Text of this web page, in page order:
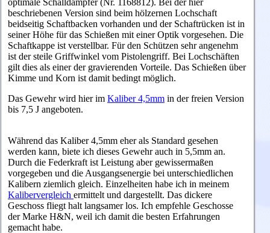
beschriebenen Version sind beim hölzernen Lochschaft
beidseitig Schaftbacken vorhanden und der Schaftrücken ist in
seiner Höhe für das Schießen mit einer Optik vorgesehen. Die
Schaftkappe ist verstellbar. Für den Schützen sehr angenehm
ist der steile Griffwinkel vom Pistolengriff. Bei Lochschäften
gilt dies als einer der gravierenden Vorteile. Das Schießen über
Kimme und Korn ist damit bedingt möglich.
Das Gewehr wird hier im Kaliber 4,5mm in der freien Version
bis 7,5 J angeboten.
Während das Kaliber 4,5mm eher als Standard gesehen
werden kann, biete ich dieses Gewehr auch in 5,5mm an.
Durch die Federkraft ist Leistung aber gewissermaßen
vorgegeben und die Ausgangsenergie bei unterschiedlichen
Kalibern ziemlich gleich. Einzelheiten habe ich in meinem
Kalibervergleich ermittelt und dargestellt. Das dickere
Geschoss fliegt halt langsamer los. Ich empfehle Geschosse
der Marke H&N, weil ich damit die besten Erfahrungen
gemacht habe.